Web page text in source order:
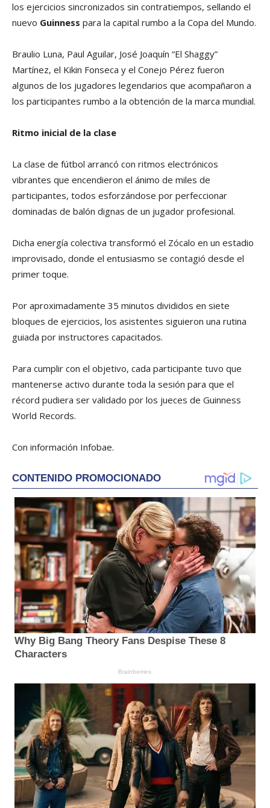
los ejercicios sincronizados sin contratiempos, sellando el
nuevo Guinness para la capital rumbo a la Copa del Mundo.
Braulio Luna, Paul Aguilar, José Joaquín “El Shaggy”
Martínez, el Kikin Fonseca y el Conejo Pérez fueron
algunos de los jugadores legendarios que acompañaron a
los participantes rumbo a la obtención de la marca mundial.
Ritmo inicial de la clase
La clase de fútbol arrancó con ritmos electrónicos
vibrantes que encendieron el ánimo de miles de
participantes, todos esforzándose por perfeccionar
dominadas de balón dignas de un jugador profesional.
Dicha energía colectiva transformó el Zócalo en un estadio
improvisado, donde el entusiasmo se contagió desde el
primer toque.
Por aproximadamente 35 minutos divididos en siete
bloques de ejercicios, los asistentes siguieron una rutina
guiada por instructores capacitados.
Para cumplir con el objetivo, cada participante tuvo que
mantenerse activo durante toda la sesión para que el
récord pudiera ser validado por los jueces de Guinness
World Records.
Con información Infobae.